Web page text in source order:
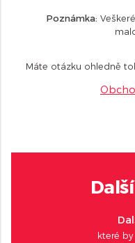
Poznámka:
Máte otázku ohledně
které by